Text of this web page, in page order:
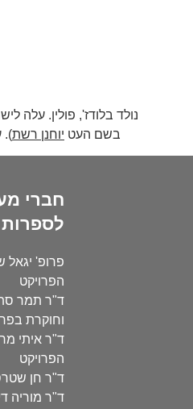
בשם העט יוחנן רשת).
חברי
פרופ' יגאל
הפרויקט
ד"ר תמר
וחוקרת
ד"ר איתי
הפרויקט
ד"ר חן
ד"ר מוריה